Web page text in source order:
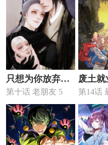
只想为你放弃永
生
第十话 老朋友 5
废土
第14话